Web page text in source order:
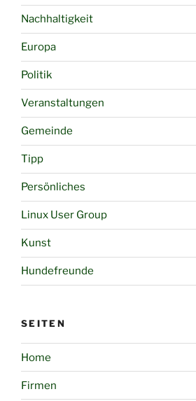
Nachhaltigkeit
Europa
Politik
Veranstaltungen
Gemeinde
Tipp
Persönliches
Linux User Group
Kunst
Hundefreunde
SEITEN
Home
Firmen